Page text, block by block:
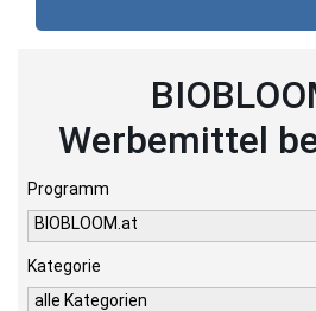
Werbemittel
Programm
BIOBLOOM.at
Kategorie
alle Kategorien